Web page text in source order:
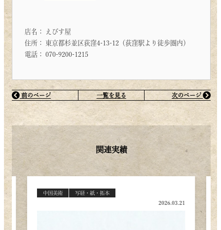
店名： えびす屋
住所： 東京都杉並区荻窪4-13-12（荻窪駅より徒歩圏内）
電話： 070-9200-1215
前のページ 一覧を見る 次のページ
関連実績
中国美術 文鎮・筆架・水盂
2026.03.21